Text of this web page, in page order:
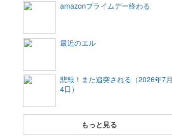
amazonプライムデー終わる
最近のエル
悲報！また追突される（2026年7月
4日）
もっと見る